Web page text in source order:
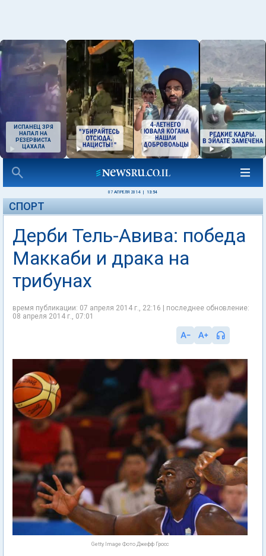
ИСПАНЕЦ ЗРЯ
НАПАЛ НА
РЕЗЕРВИСТА
ЦАХАЛА
07 АПРЕЛЯ 2014 13:54
СПОРТ
Дерби Тель-Авива: победа
Маккаби и драка на
трибунах
время публикации: 07 апреля 2014 г., 22:16 | последнее обновление:
08 апреля 2014 г., 07:01
Getty Image Фото Джефф Гросс